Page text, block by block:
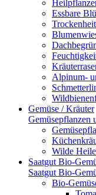
Essbare
Alpinum-
Gemüse / Kräuter
Gemüsepflanzen
Wilde
Saatgut Bio-
Saatgut Bio-
Bio-